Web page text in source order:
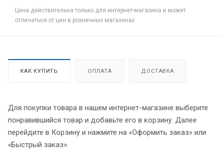
Цена действительна только для интернет-магазина и может
отличаться от цен в розничных магазинах
КАК КУПИТЬ ОПЛАТА ДОСТАВКА
Для покупки товара в нашем интернет-магазине выберите
понравившийся товар и добавьте его в корзину. Далее
перейдите в Корзину и нажмите на «Оформить заказ» или
«Быстрый заказ».